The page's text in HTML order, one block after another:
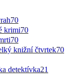
70
krimi70
70
knižní čtvrtek70
detektívka21